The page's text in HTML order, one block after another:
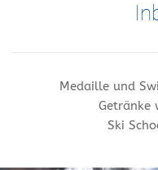
Medaille und
Getränke
Ski